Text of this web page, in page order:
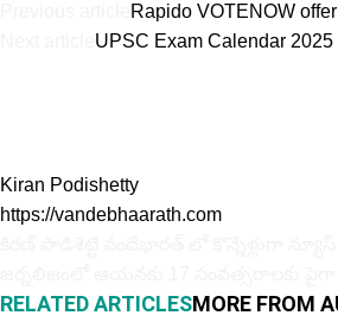
Rapido VOTENOW
UPSC Exam Calendar
Kiran Podishetty
https://vandebhaarath.com
RELATED ARTICLESMORE FROM